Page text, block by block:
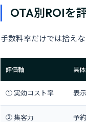
OTA別ROIを
手数料率だけでは拾え
評価軸 具
① 実効コスト率 表
② 集客力 予